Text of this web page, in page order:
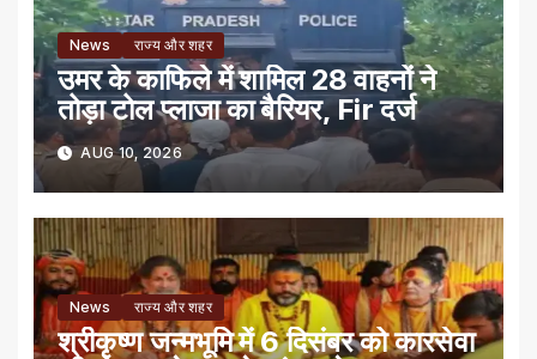
News राज्य और शहर
उमर के काफिले में शामिल 28 वाहनों ने
तोड़ा टोल प्लाजा का बैरियर, Fir दर्ज
AUG 10, 2026
News राज्य और शहर
श्रीकृष्ण जन्मभूमि में 6 दिसंबर को कारसेवा